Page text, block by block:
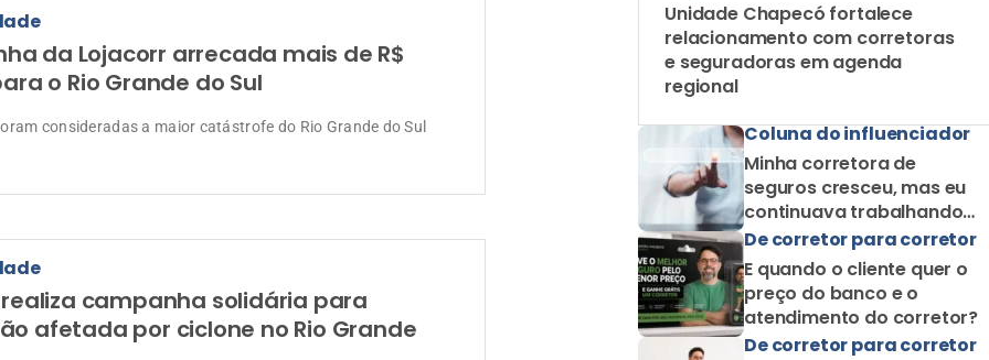
da Lojacorr arrecada mais de R$
o Rio Grande do Sul
consideradas a maior catástrofe do Rio Grande do Sul
campanha solidária para
afetada por ciclone no Rio Grande
Unidade Chapecó fortalece
relacionamento com corretoras
e seguradoras em agenda
regional
Coluna do influenciador
Minha corretora de
seguros cresceu, mas eu
continuava trabalhando
como corretor solo
De corretor para corretor
E quando o cliente quer o
preço do banco e o
atendimento do corretor?
De corretor para corretor